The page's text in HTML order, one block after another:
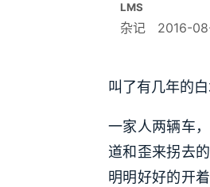
LMS
杂记 2016-
叫了有几年的
一家人两辆车
道和歪来拐去
明明好好的开